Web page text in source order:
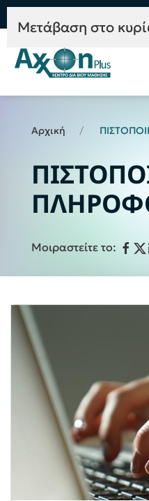
Mετάβαση στο
Αρχική
Μοιραστείτε το: